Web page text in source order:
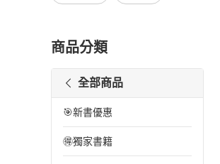
商品分類
全部商品
🎯新書優惠
🉐獨家書籍